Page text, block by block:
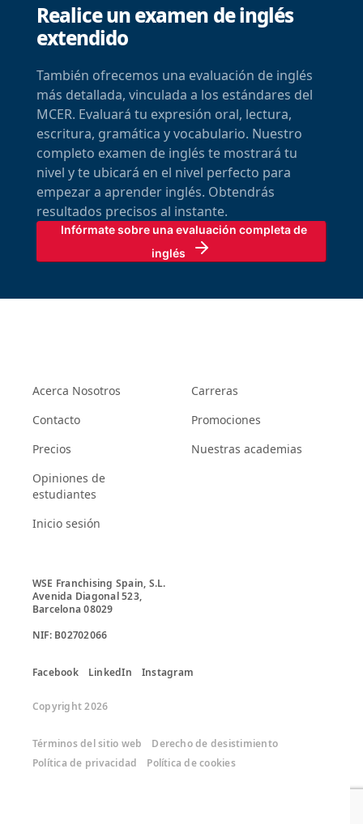
Realice un examen de inglés
extendido
También ofrecemos una evaluación de inglés
más detallada, vinculada a los estándares del
MCER. Evaluará tu expresión oral, lectura,
escritura, gramática y vocabulario. Nuestro
completo examen de inglés te mostrará tu
nivel y te ubicará en el nivel perfecto para
empezar a aprender inglés. Obtendrás
resultados precisos al instante.
Infórmate sobre una evaluación completa de
inglés
Acerca Nosotros
Contacto
Precios
Opiniones de
estudiantes
Inicio sesión
Carreras
Promociones
Nuestras academias
WSE Franchising Spain, S.L.
Avenida Diagonal 523,
Barcelona 08029
Facebook LinkedIn Instagram
Copyright 2026
Términos del sitio web
Derecho de desistimiento
Política de privacidad
Política de cookies